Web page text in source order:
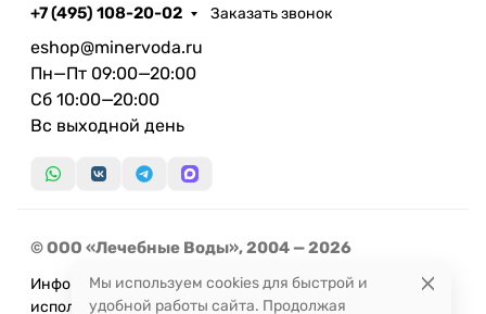
+7 (495) 108-20-02 Заказать звонок
eshop@minervoda.ru
Пн—Пт 09:00—20:00
Сб 10:00—20:00
Вс выходной день
© ООО «Лечебные Воды», 2004 — 2026
Информация, представленная на сайте, не может быть
использована
Мы используем cookies для быстрой и
удобной работы сайта. Продолжая